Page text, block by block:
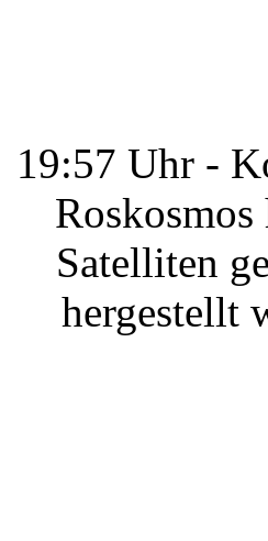
19:57 Uhr -
Roskosmos
Satelliten
hergestellt